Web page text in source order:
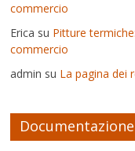
commercio
Erica su Pitture
commercio
admin su La pagina dei
Documentazione